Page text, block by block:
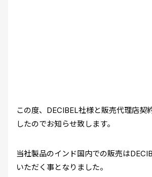
この度、DECIBEL社様と販売代理店契
したのでお知らせ致します。
当社製品のインド国内での販売は
いただく事となりました。